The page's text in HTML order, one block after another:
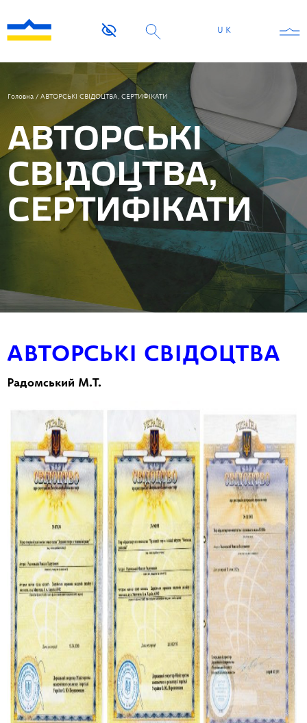
UK
Головна / АВТОРСЬКІ СВІДОЦТВА, СЕРТИФІКАТИ
АВТОРСЬКІ
СВІДОЦТВА,
СЕРТИФІКАТИ
АВТОРСЬКІ СВІДОЦТВА
Радомський М.Т.